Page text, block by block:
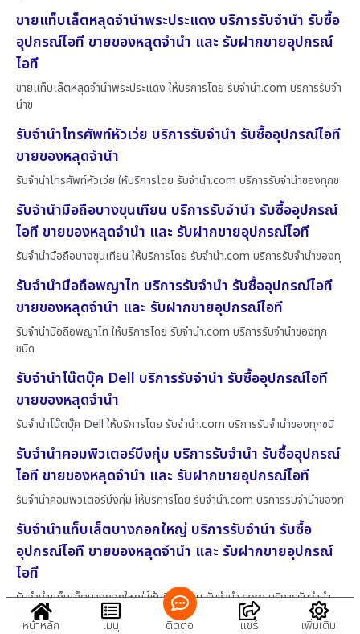
ขายแท็บเล็ตหลุดจำนำพระประแดง บริการรับจำนำ รับซื้อ
อุปกรณ์ไอที ขายของหลุดจำนำ และ รับฝากขายอุปกรณ์
ไอที
ขายแท็บเล็ตหลุดจำนำพระประแดง ให้บริการโดย รับจํานํา.com บริการรับจำ
นำข
รับจำนำโทรศัพท์หัวเว่ย บริการรับจำนำ รับซื้ออุปกรณ์ไอที
ขายของหลุดจำนำ
รับจำนำโทรศัพท์หัวเว่ย ให้บริการโดย รับจํานํา.com บริการรับจำนำของทุกช
รับจำนำมือถือบางขุนเทียน บริการรับจำนำ รับซื้ออุปกรณ์
ไอที ขายของหลุดจำนำ และ รับฝากขายอุปกรณ์ไอที
รับจำนำมือถือบางขุนเทียน ให้บริการโดย รับจํานํา.com บริการรับจำนำของทุ
รับจำนำมือถือพญาไท บริการรับจำนำ รับซื้ออุปกรณ์ไอที
ขายของหลุดจำนำ และ รับฝากขายอุปกรณ์ไอที
รับจำนำมือถือพญาไท ให้บริการโดย รับจํานํา.com บริการรับจำนำของทุก
ชนิด
รับจำนำโน๊ตบุ๊ค Dell บริการรับจำนำ รับซื้ออุปกรณ์ไอที
ขายของหลุดจำนำ
รับจำนำโน๊ตบุ๊ค Dell ให้บริการโดย รับจํานํา.com บริการรับจำนำของทุกชนิ
รับจำนำคอมพิวเตอร์บึงกุ่ม บริการรับจำนำ รับซื้ออุปกรณ์
ไอที ขายของหลุดจำนำ และ รับฝากขายอุปกรณ์ไอที
รับจำนำคอมพิวเตอร์บึงกุ่ม ให้บริการโดย รับจํานํา.com บริการรับจำนำของท
รับจำนำแท็บเล็ตบางกอกใหญ่ บริการรับจำนำ รับซื้อ
อุปกรณ์ไอที ขายของหลุดจำนำ และ รับฝากขายอุปกรณ์
ไอที
รับจำนำแท็บเล็ตบางกอกใหญ่ ให้บริการโดย รับจํานํา.com บริการรับจำนำ
ของท
หน้าหลัก เมนู ติดต่อ แชร์ เพิ่มเติม